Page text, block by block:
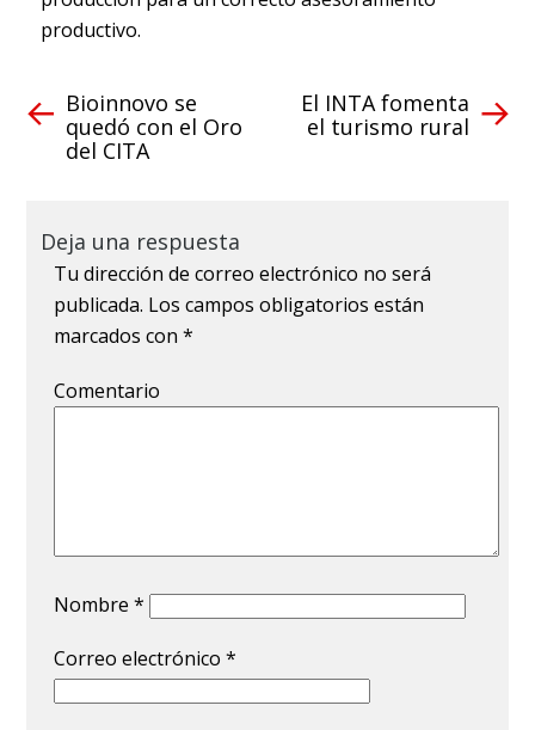
productivo.
Bioinnovo se
quedó con el Oro
del CITA
El INTA fomenta
el turismo rural
Deja una respuesta
Tu dirección de correo electrónico no será
publicada. Los campos obligatorios están
marcados con*
Comentario
Nombre*
Correo electrónico*